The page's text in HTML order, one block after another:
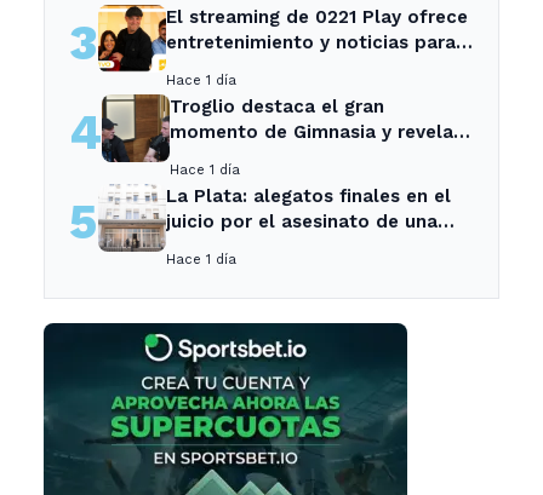
3
El streaming de 0221 Play ofrece
entretenimiento y noticias para
Ensenada.
Hace 1 día
4
Troglio destaca el gran
momento de Gimnasia y revela
Hace 1 día
5
La Plata: alegatos finales en el
juicio por el asesinato de una
Hace 1 día